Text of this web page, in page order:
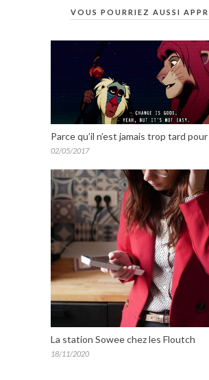
VOUS POURRIEZ AUSSI
Parce qu’il n’est jamais trop tard
02/05/2017
La station Sowee chez les Floutch
18/11/2020